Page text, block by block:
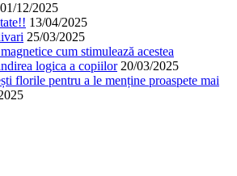
01/12/2025
13/04/2025
25/03/2025
cum stimulează acestea
logica a copiilor 20/03/2025
florile pentru a le menține proaspete mai